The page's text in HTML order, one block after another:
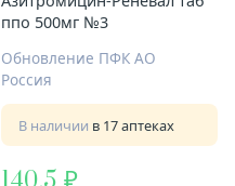
ппо 500мг №3
Обновление ПФК АО
Россия
В наличии в 17 аптеках